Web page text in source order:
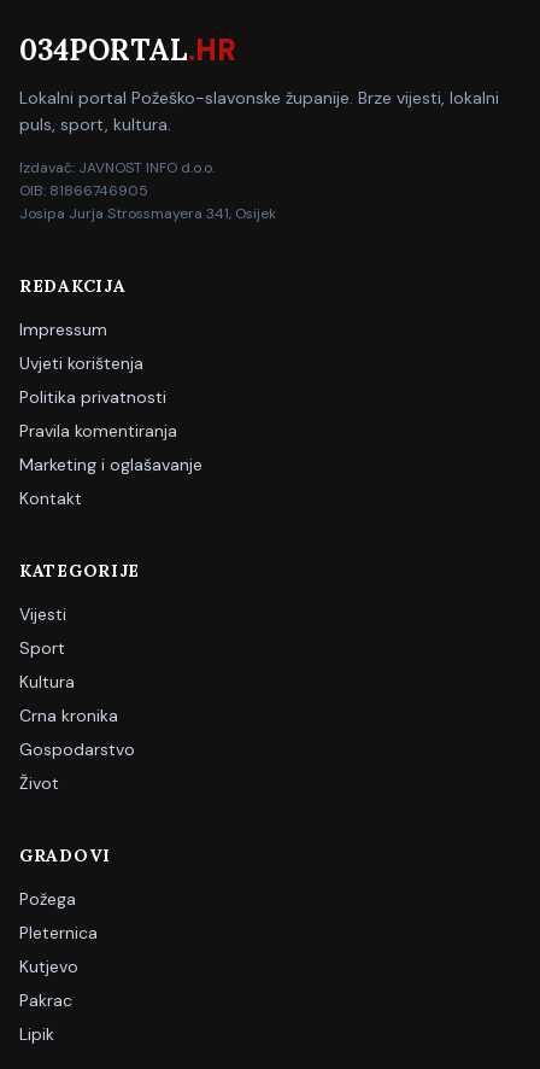
034PORTAL.HR
Lokalni portal Požeško-slavonske županije. Brze vijesti, lokalni
puls, sport, kultura.
Izdavač: JAVNOST INFO d.o.o.
OIB: 81866746905
Josipa Jurja Strossmayera 341, Osijek
REDAKCIJA
Impressum
Uvjeti korištenja
Politika privatnosti
Pravila komentiranja
Marketing i oglašavanje
Kontakt
KATEGORIJE
Vijesti
Sport
Kultura
Crna kronika
Gospodarstvo
Život
GRADOVI
Požega
Pleternica
Kutjevo
Pakrac
Lipik